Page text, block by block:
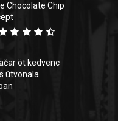
Chocolate Chip
öt kedvenc
útvonala